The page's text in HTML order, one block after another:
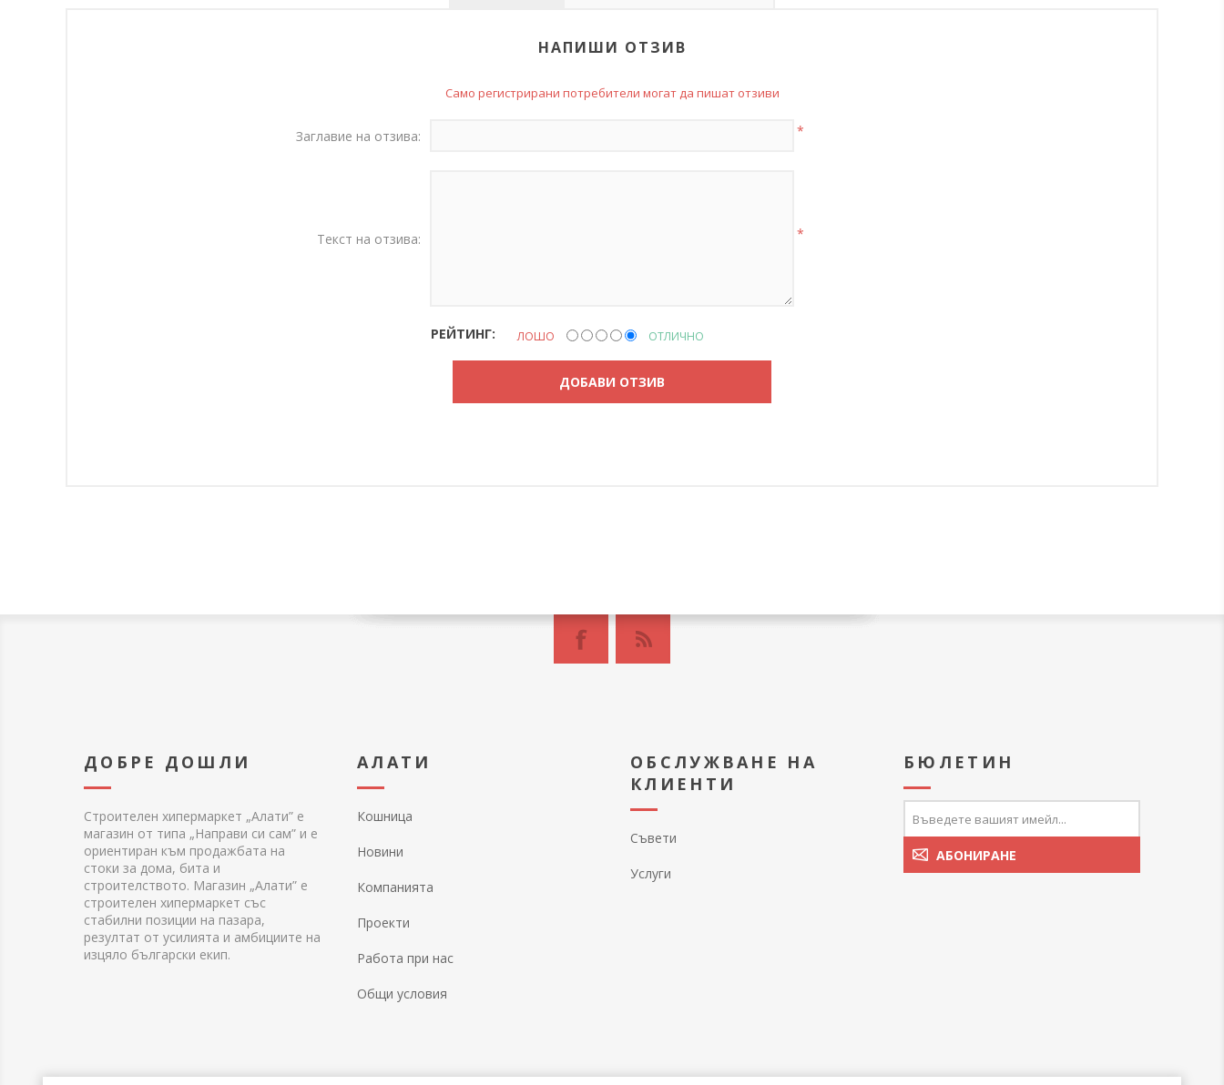
НАПИШИ ОТЗИВ
Само регистрирани потребители могат да пишат отзиви
Заглавие на отзива: *
Текст на отзива: *
РЕЙТИНГ: ЛОШО ОТЛИЧНО
ДОБРЕ ДОШЛИ
Строителен хипермаркет „Алати” е
магазин от типа „Направи си сам” и е
ориентиран към продажбата на
стоки за дома, бита и
строителството. Магазин „Алати” е
строителен хипермаркет със
стабилни позиции на пазара,
резултат от усилията и амбициите на
изцяло български екип.
АЛАТИ
Кошница
Новини
Компанията
Проекти
Работа при нас
Общи условия
ОБСЛУЖВАНЕ НА
КЛИЕНТИ
Съвети
Услуги
БЮЛЕТИН